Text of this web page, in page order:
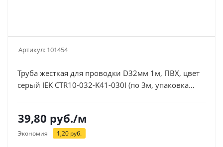
Артикул: 101454
Труба жесткая для проводки D32мм 1м, ПВХ, цвет
серый IEK CTR10-032-K41-030I (по 3м, упаковка
39,80 руб./м
Экономия 1,20 руб.